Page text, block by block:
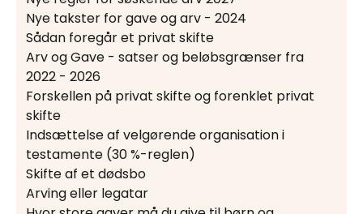
Nye takster for gave og arv - 2024
Sådan foregår et privat skifte
Arv og Gave - satser og beløbsgrænser fra
2022 - 2026
Forskellen på privat skifte og forenklet privat
skifte
Indsættelse af velgørende organisation i
testamente (30 %-reglen)
Skifte af et dødsbo
Arving eller legatar